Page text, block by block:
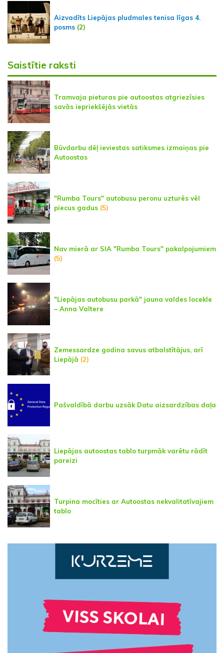
Aizvadīts Liepājas pludmales tenisa līgas 4.
posms (2)
Saistītie raksti
Tramvaja pieturas pie autoostas atgriezīsies
savās iepriekšējās vietās
Būvdarbu dēļ ieviestas satiksmes izmaiņas pie
Autoostas
"Rumba Tours" autobusu peronu uzturēs vēl
piecus gadus (5)
Nav mierā ar SIA "Rumba Tours" pakalpojumiem
(5)
"Liepājas autobusu parkā" jauna valdes locekle
– Anna Valtere
Zemessardze godina savus atbalstītājus, arī
Liepājā (2)
Pašvaldībā darbu uzsāk Datu aizsardzības daļa
Liepājas autoostas tablo turpmāk varētu rādīt
pareizi
Turpina mocīties ar Autoostas nekvalitatīvajiem
tablo